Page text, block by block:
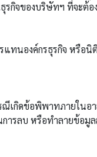
กิจของบริษัทฯ ที่จะต้
ทนองค์กรธุรกิจ หรือนิ
เกิดข้อพิพาทภายในอ
ารลบ หรือทำลายข้อ